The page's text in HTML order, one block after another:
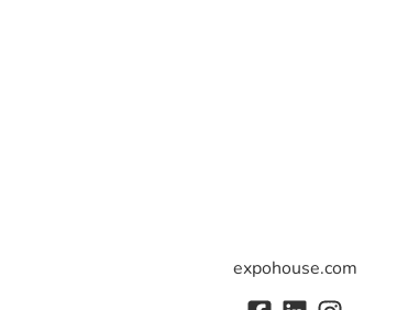
expohouse.com